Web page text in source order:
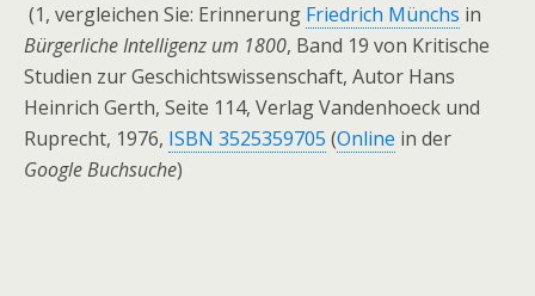
(1, vergleichen Sie: Erinnerung Friedrich Münchs in
Bürgerliche Intelligenz um 1800, Band 19 von Kritische
Studien zur Geschichtswissenschaft, Autor Hans
Heinrich Gerth, Seite 114, Verlag Vandenhoeck und
Ruprecht, 1976, ISBN 3525359705 (Online in der
Google Buchsuche)